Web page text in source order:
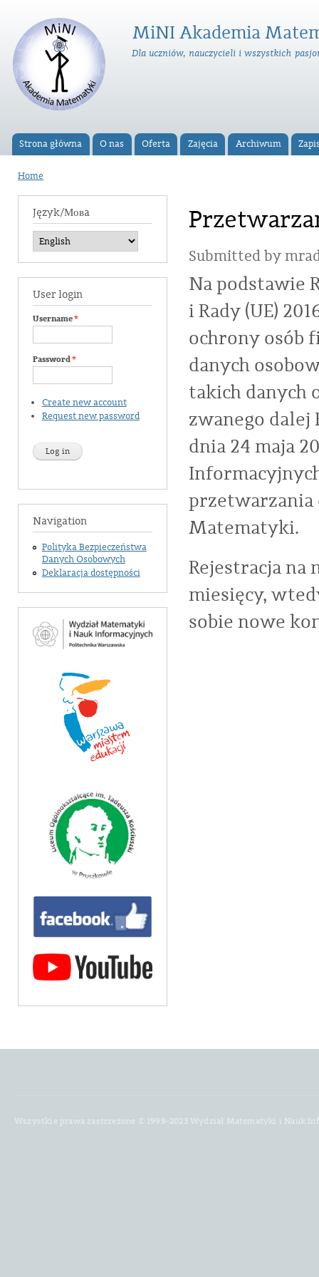
MiNI Akademia
Dla uczniów, nauczycieli i wszystkich
Main menu
Strona główna O nas Oferta Zajęcia Archiwum
Home
Język/Мовa
User login
Username*
Password*
Create new account
Request new password
Navigation
Polityka Bezpieczeństwa
Danych Osobowych
Deklaracja dostępności
Submitted by
Na podstawie
i Rady (UE)
ochrony osób
danych
takich danych
zwanego dalej
dnia 24 maja
Matematyki.
Rejestracja na
miesięcy,
sobie nowe
Wszystkie prawa zastrzeżone © 1999-2023 Wydział Matematyki i Nauk